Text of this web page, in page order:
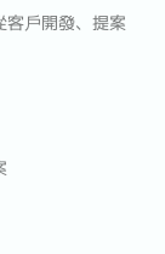
客戶開發、提案